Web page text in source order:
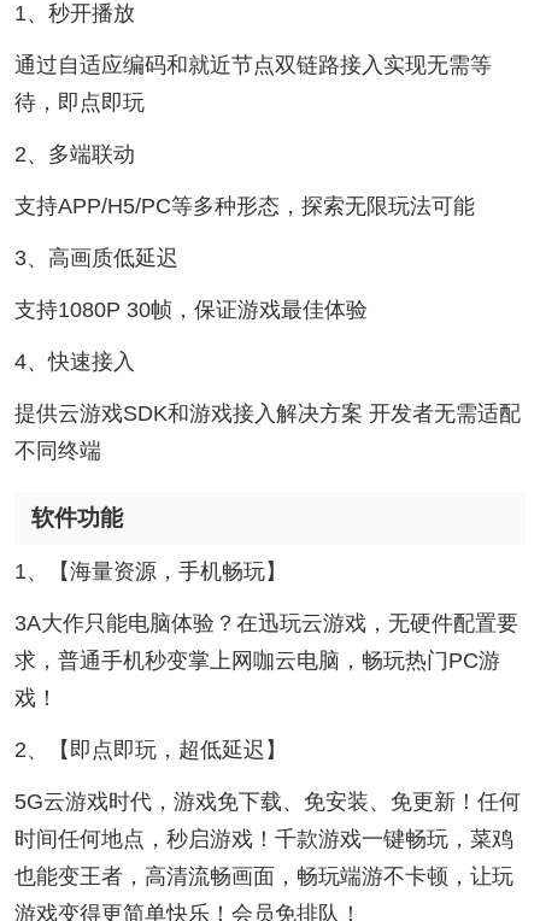
1、秒开播放
通过自适应编码和就近节点双链路接入实现无需等
待，即点即玩
2、多端联动
支持APP/H5/PC等多种形态，探索无限玩法可能
3、高画质低延迟
支持1080P 30帧，保证游戏最佳体验
4、快速接入
提供云游戏SDK和游戏接入解决方案 开发者无需适配
不同终端
软件功能
1、【海量资源，手机畅玩】
3A大作只能电脑体验？在迅玩云游戏，无硬件配置要
求，普通手机秒变掌上网咖云电脑，畅玩热门PC游
戏！
2、【即点即玩，超低延迟】
5G云游戏时代，游戏免下载、免安装、免更新！任何
时间任何地点，秒启游戏！千款游戏一键畅玩，菜鸡
也能变王者，高清流畅画面，畅玩端游不卡顿，让玩
游戏变得更简单快乐！会员免排队！